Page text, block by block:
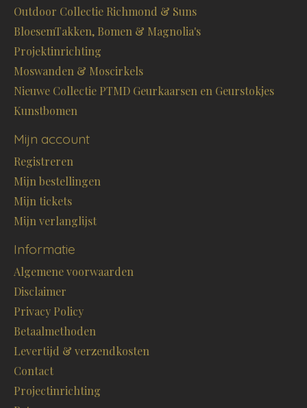
Outdoor Collectie Richmond & Suns
BloesemTakken, Bomen & Magnolia's
Projektinrichting
Moswanden & Moscirkels
Nieuwe Collectie PTMD Geurkaarsen en Geurstokjes
Kunstbomen
Mijn account
Registreren
Mijn bestellingen
Mijn tickets
Mijn verlanglijst
Informatie
Algemene voorwaarden
Disclaimer
Privacy Policy
Betaalmethoden
Levertijd & verzendkosten
Contact
Projectinrichting